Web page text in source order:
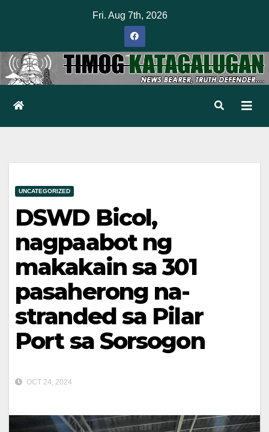
Fri. Aug 7th, 2026
UNCATEGORIZED
DSWD Bicol,
nagpaabot ng
makakain sa 301
pasaherong na-
stranded sa Pilar
Port sa Sorsogon
OCT 24, 2024